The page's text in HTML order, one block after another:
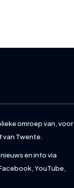
omroep van, voor
van Twente.
en info via
YouTube,